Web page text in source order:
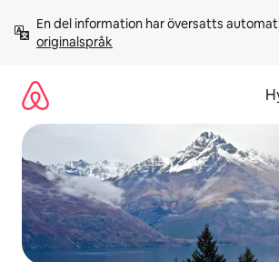
innehåll
En del information har översatts
originalspråk